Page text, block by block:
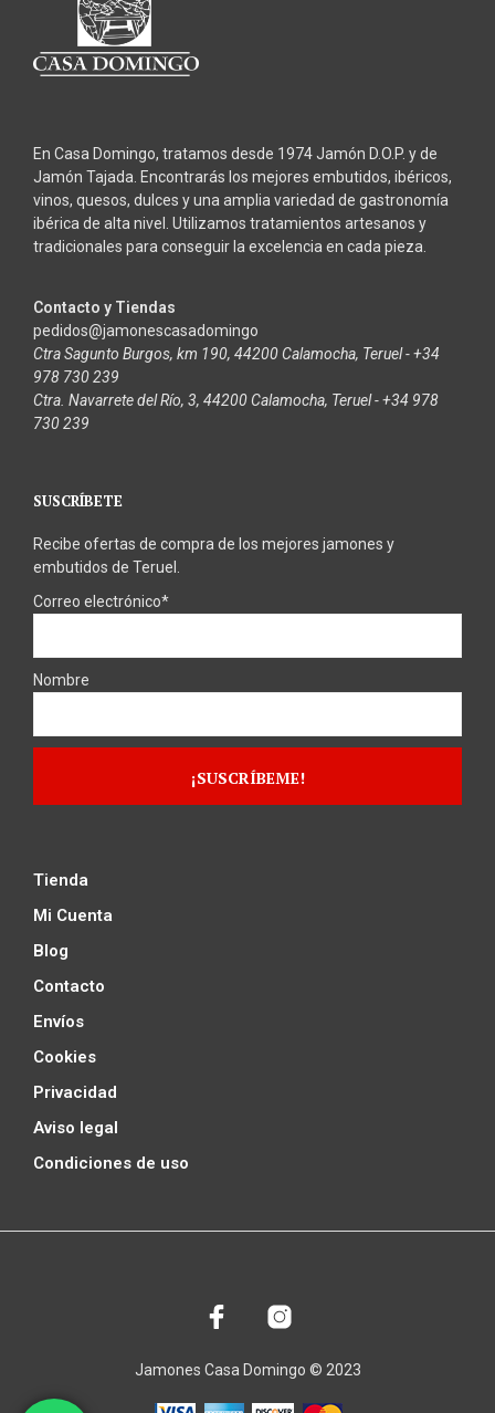
En Casa Domingo, tratamos desde 1974 Jamón D.O.P. y de
Jamón Tajada. Encontrarás los mejores embutidos, ibéricos,
vinos, quesos, dulces y una amplia variedad de gastronomía
ibérica de alta nivel. Utilizamos tratamientos artesanos y
tradicionales para conseguir la excelencia en cada pieza.
Contacto y Tiendas
pedidos@jamonescasadomingo
Ctra Sagunto Burgos, km 190, 44200 Calamocha, Teruel - +34
978 730 239
Ctra. Navarrete del Río, 3, 44200 Calamocha, Teruel - +34 978
730 239
SUSCRÍBETE
Recibe ofertas de compra de los mejores jamones y
embutidos de Teruel.
Correo electrónico*
Nombre
Tienda
Mi Cuenta
Blog
Contacto
Envíos
Cookies
Privacidad
Aviso legal
Condiciones de uso
Jamones Casa Domingo © 2023